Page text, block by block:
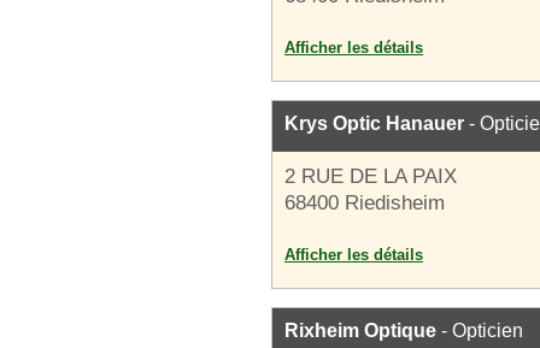
Afficher les détails
Krys Optic Hanauer -
2 RUE DE LA PAIX
68400 Riedisheim
Afficher les détails
Rixheim Optique - Opticien